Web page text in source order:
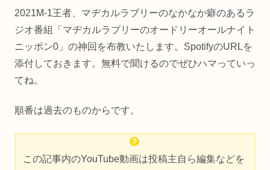
2021M-1王者、マヂカルラブリーのなかなか癖のあるラ
ジオ番組「マヂカルラブリーのオードリーオールナイト
ニッポン0」の神回を布教いたします。SpotifyのURLを
添付しておきます。無料で聞けるのでぜひハマっていっ
てね。
順番は過去のものからです。
この記事内のYouTube動画は投稿主自ら編集などを